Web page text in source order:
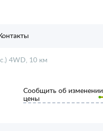
4WD, 10 км
Сообщить об изменении
цены